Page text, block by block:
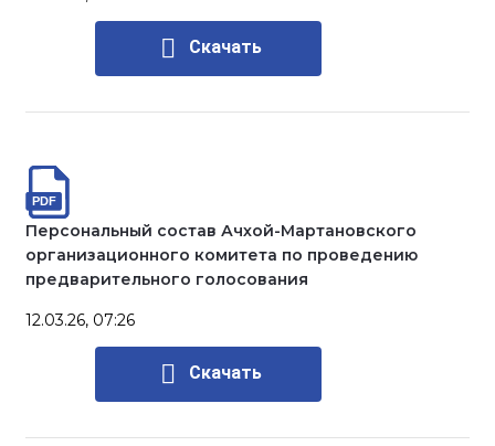
Скачать
Персональный состав Ачхой-Мартановского
организационного комитета по проведению
предварительного голосования
12.03.26, 07:26
Скачать